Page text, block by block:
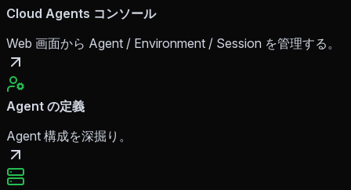
Cloud Agents コンソール
Web 画面から Agent / Environment / Session を管理する。
Agent の定義
Agent 構成を深掘り。